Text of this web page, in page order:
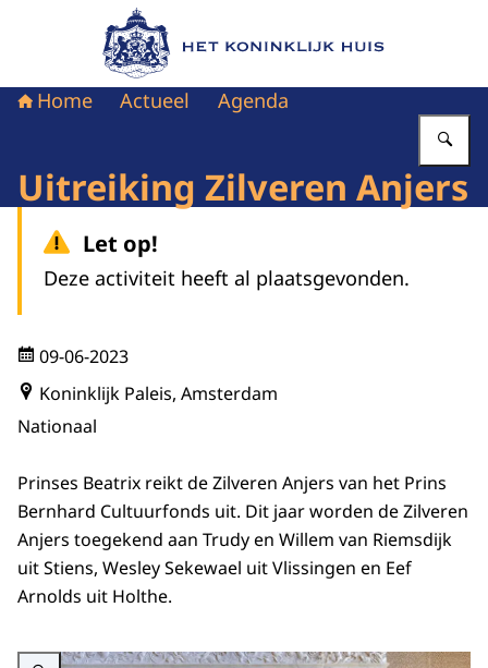
Naar de homepage van Het Koninklijk Huis
Home Actueel Agenda
Uitreiking Zilveren Anjers
Let op!
Deze activiteit heeft al plaatsgevonden.
09-06-2023
Koninklijk Paleis, Amsterdam
Nationaal
Prinses Beatrix reikt de Zilveren Anjers van het Prins
Bernhard Cultuurfonds uit. Dit jaar worden de Zilveren
Anjers toegekend aan Trudy en Willem van Riemsdijk
uit Stiens, Wesley Sekewael uit Vlissingen en Eef
Arnolds uit Holthe.
Vergroot afbeelding Prinses Beatrix en winnaars Zilveren Anjer 2023